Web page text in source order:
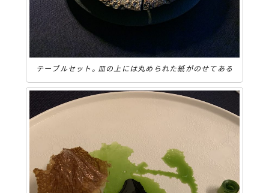
テーブルセット。皿の上には丸められた紙がのせてある